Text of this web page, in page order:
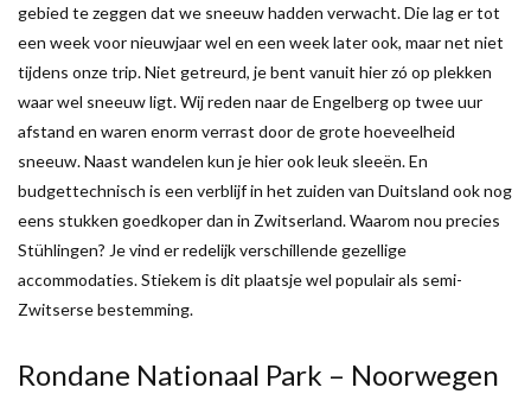
gebied te zeggen dat we sneeuw hadden verwacht. Die lag er tot
een week voor nieuwjaar wel en een week later ook, maar net niet
tijdens onze trip. Niet getreurd, je bent vanuit hier zó op plekken
waar wel sneeuw ligt. Wij reden naar de Engelberg op twee uur
afstand en waren enorm verrast door de grote hoeveelheid
sneeuw. Naast wandelen kun je hier ook leuk sleeën. En
budgettechnisch is een verblijf in het zuiden van Duitsland ook nog
eens stukken goedkoper dan in Zwitserland. Waarom nou precies
Stühlingen? Je vind er redelijk verschillende gezellige
accommodaties. Stiekem is dit plaatsje wel populair als semi-
Zwitserse bestemming.
Rondane Nationaal Park – Noorwegen